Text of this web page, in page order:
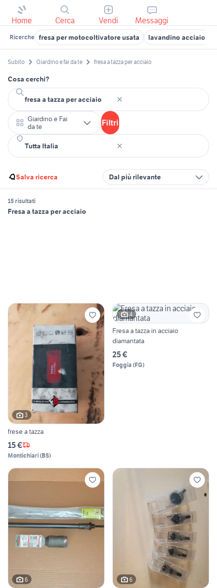
Home Cerca Vendi Messaggi
Ricerche fresa per motocoltivatore usata lavandino acciaio
Subito Giardino e fai da te fresa a tazza per acciaio
Cosa cerchi?
Giardino e Fai
da te
Filtri
Salva ricerca Dal più rilevante
15 risultati
Fresa a tazza per acciaio
3
frese a tazza
15 €
Montichiari(BS)
4
Fresa a tazza in acciaio
diamantata
25 €
Foggia (FG)
6 6